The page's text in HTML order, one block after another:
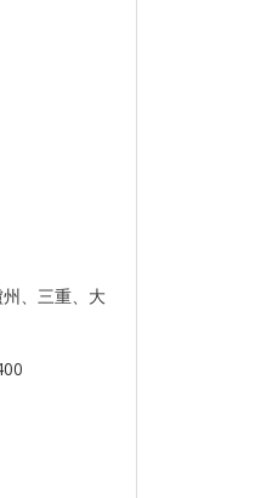
、三重、大